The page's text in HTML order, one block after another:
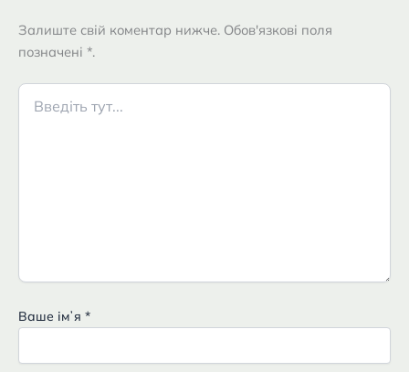
Залиште свій коментар нижче. Обов'язкові поля
позначені *.
Введіть
тут...
Ваше імʼя *